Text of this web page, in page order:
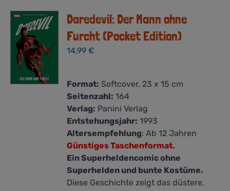
Daredevil: Der Mann ohne
Furcht (Pocket Edition)
14,99€
Format: Softcover, 23 x 15 cm
Seitenzahl: 164
Verlag: Panini Verlag
Entstehungsjahr: 1993
Altersempfehlung: Ab 12 Jahren
Günstiges Taschenformat.
Ein Superheldencomic ohne
Superhelden und bunte Kostüme.
Diese Geschichte zeigt das düstere,